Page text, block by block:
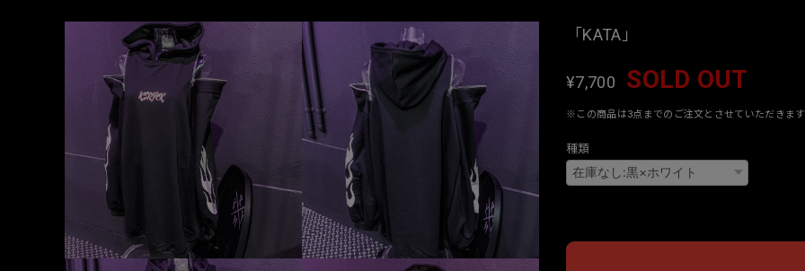
「KATA」
¥7,700 SOLD OUT
※この商品は3点までのご注文とさせていただきます
種類